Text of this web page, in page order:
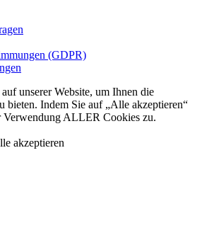
(GDPR)
unserer Website, um Ihnen die
bieten. Indem Sie auf „Alle akzeptieren“
Verwendung ALLER Cookies zu.
akzeptieren